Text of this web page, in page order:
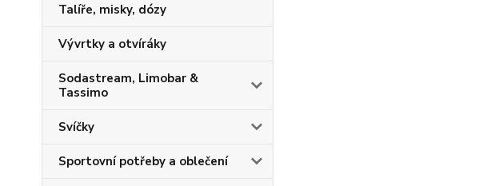
Talíře, misky, dózy
Vývrtky a otvíráky
Sodastream, Limobar &
Tassimo
Svíčky
Sportovní potřeby a oblečení